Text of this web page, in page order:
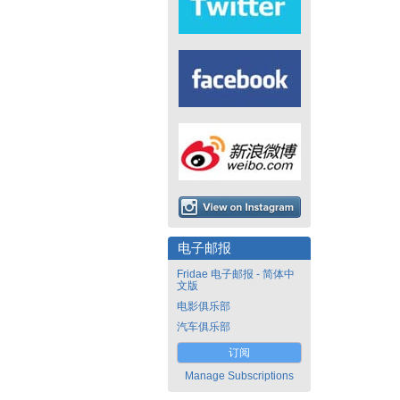
电子邮报
Fridae 电子邮报 - 简体中
文版
电影俱乐部
汽车俱乐部
订阅
Manage Subscriptions